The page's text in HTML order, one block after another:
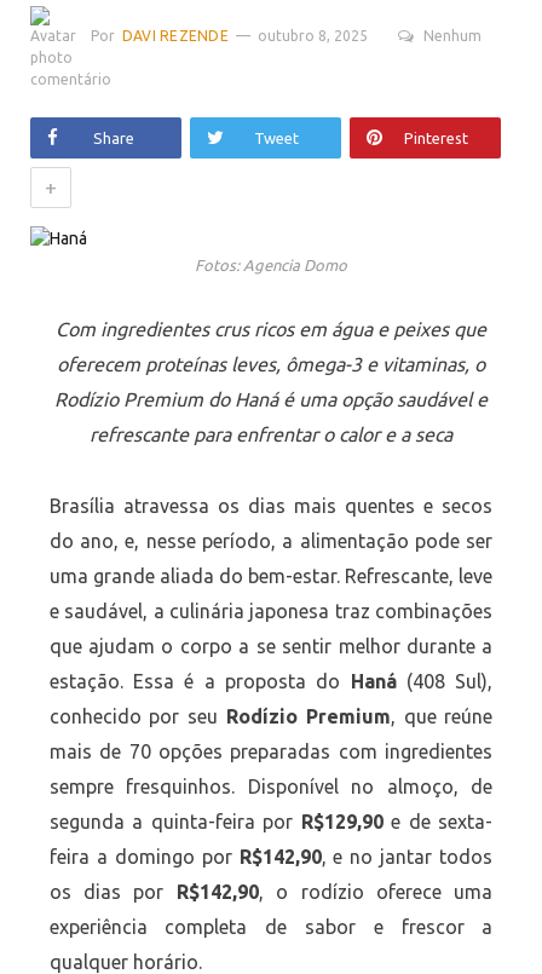
Por DAVI REZENDE outubro 8, 2025 Nenhum
comentário
Share Tweet Pinterest
+
Fotos: Agencia Domo
Com ingredientes crus ricos em água e peixes que
oferecem proteínas leves, ômega-3 e vitaminas, o
Rodízio Premium do Haná é uma opção saudável e
refrescante para enfrentar o calor e a seca
Brasília atravessa os dias mais quentes e secos
do ano, e, nesse período, a alimentação pode ser
uma grande aliada do bem-estar. Refrescante, leve
e saudável, a culinária japonesa traz combinações
que ajudam o corpo a se sentir melhor durante a
estação. Essa é a proposta do Haná(408 Sul),
conhecido por seu Rodízio Premium, que reúne
mais de 70 opções preparadas com ingredientes
sempre fresquinhos. Disponível no almoço, de
segunda a quinta-feira por R$129,90e de sexta-
feira a domingo por R$142,90, e no jantar todos
os dias por R$142,90, o rodízio oferece uma
experiência completa de sabor e frescor a
qualquer horário.